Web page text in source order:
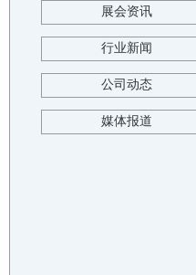
展会资讯
行业新闻
公司动态
媒体报道